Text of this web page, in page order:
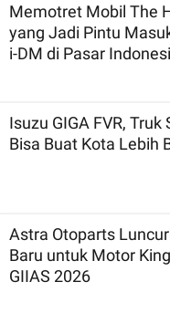
Memotret Mobil The
yang Jadi Pintu
i-DM di Pasar
Isuzu GIGA FVR,
Bisa Buat Kota Lebih
Astra Otoparts
Baru untuk Motor
GIIAS 2026